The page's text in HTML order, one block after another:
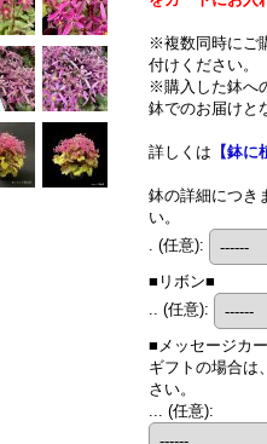
※複数同時にご
付けください。
※購入した鉢へ
鉢でのお届けと
詳しくは 【鉢に
鉢の詳細につき
い。
. (任意):
■リボン■
.. (任意):
■メッセージカ
ギフトの場合は
さい。
... (任意):